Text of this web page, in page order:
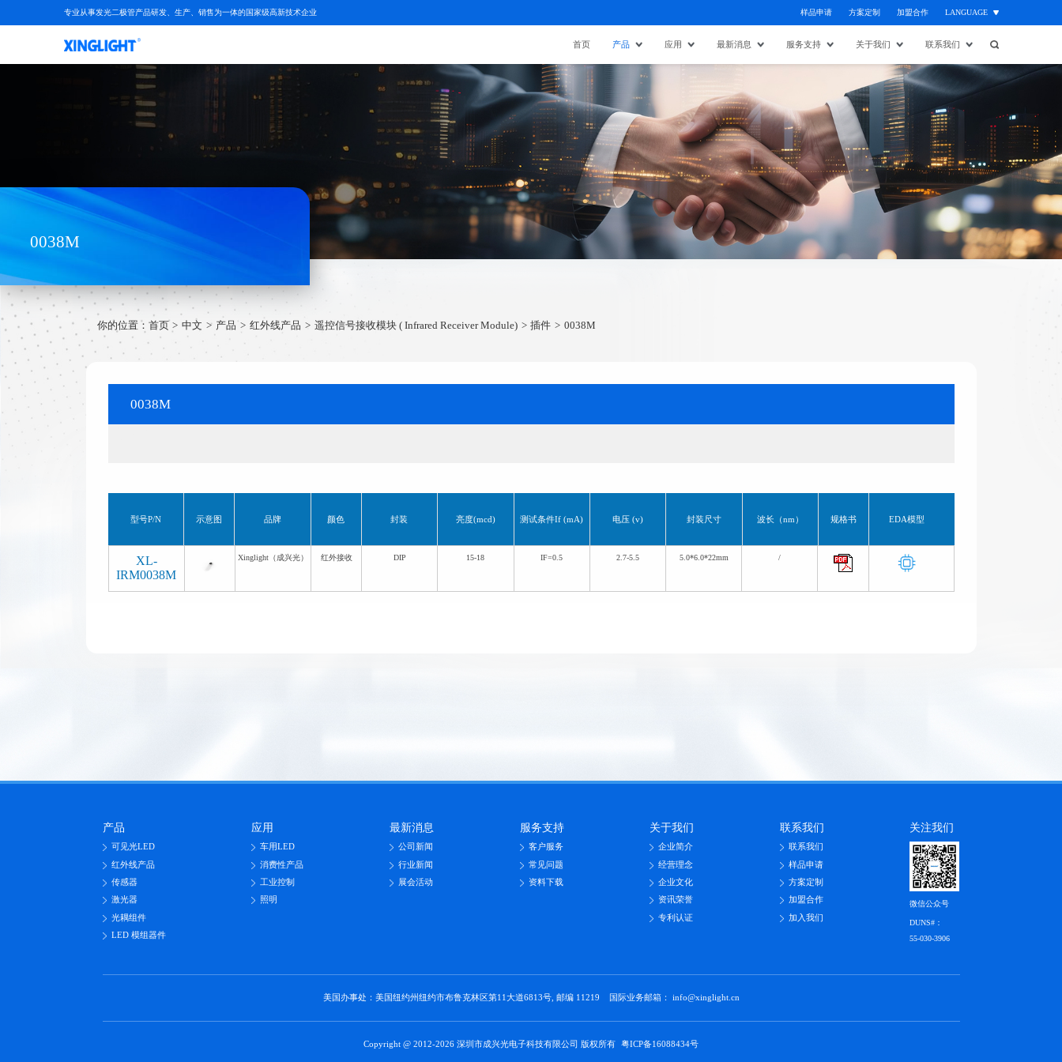
专业从事发光二极管产品研发、生产、销售为一体的国家级高新技术企业 样品申请 方案定制 加盟合作 LANGUAGE
首页 产品 应用 最新消息 服务支持 关于我们 联系我们
0038M
你的位置： 首页 中文 产品 红外线产品 遥控信号接收模块 ( Infrared Receiver Module) 插件 0038M
0038M
型号P/N 示意图 品牌 颜色 封装 亮度(mcd) 测试条件If (mA) 电压 (v) 封装尺寸 波长（nm） 规格书 EDA模型
XL-
IRM0038M
Xinglight（成兴光） 红外接收 DIP 15-18 IF=0.5 2.7-5.5 5.0*6.0*22mm /
产品
可见光LED
红外线产品
传感器
激光器
光耦组件
LED 模组器件
应用
车用LED
消费性产品
工业控制
照明
最新消息
公司新闻
行业新闻
展会活动
服务支持
客户服务
常见问题
资料下载
关于我们
企业简介
经营理念
企业文化
资讯荣誉
专利认证
联系我们
联系我们
样品申请
方案定制
加盟合作
加入我们
关注我们
微信公众号
DUNS#：
55-030-3906
美国办事处：美国纽约州纽约市布鲁克林区第11大道6813号, 邮编 11219 国际业务邮箱： info@xinglight.cn
Copyright @ 2012-2026 深圳市成兴光电子科技有限公司 版权所有 粤ICP备16088434号